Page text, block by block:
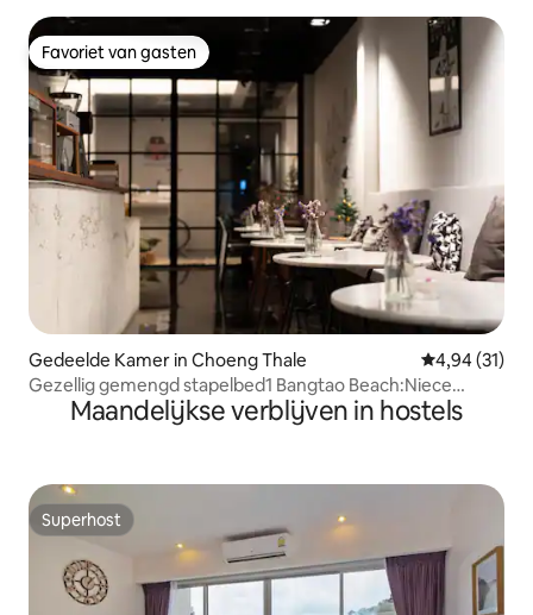
Favoriet van gasten
Favoriet van gasten
Gedeelde Kamer in Choeng Thale Gemiddelde
4,94 (31)
Gezellig gemengd stapelbed1 Bangtao Beach:Niece
hostelMaandelijkse verblijven in hostels
Superhost
Superhost